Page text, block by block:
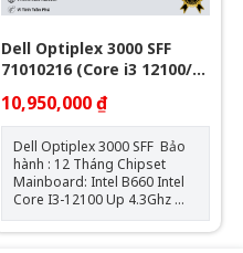
Dell Optiplex 3000 SFF
71010216 (Core i3 12100/
Intel B660/ 8GB/ 256GB
SSD/ Intel UHD Graphics
730/ Ubuntu)
10,950,000 ₫
Dell Optiplex 3000 SFF Bảo
hành : 12 Tháng Chipset
Mainboard: Intel B660 Intel
Core I3-12100 Up 4.3Ghz
Ram : 8GB DDR4 SSD
: 256GB VGA: Đồ họa HD